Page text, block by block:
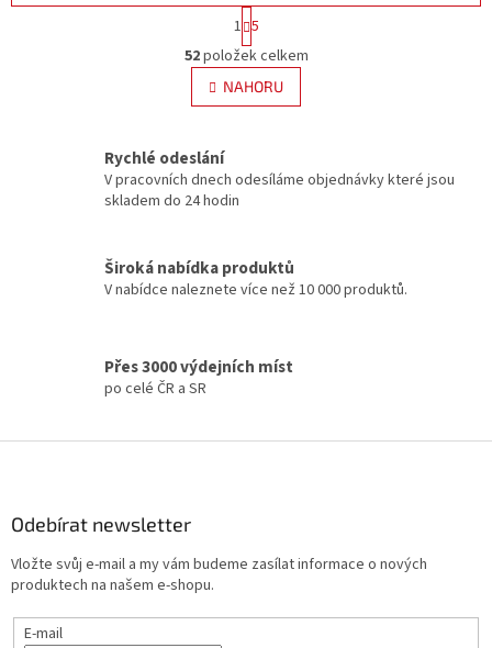
O
v
l
á
c
í
k
y
p
i
t
r
á
n
k
n
1 5
52položek celkem
NAHORU
Rychlé odeslání
V pracovních dnech odesíláme objednávky které jsou
skladem do 24 hodin
Široká nabídka produktů
V nabídce naleznete více než 10 000 produktů.
Přes 3000 výdejních míst
po celé ČR a SR
Odebírat newsletter
Vložte svůj e-mail a my vám budeme zasílat informace o nových
produktech na našem e-shopu.
E-mail